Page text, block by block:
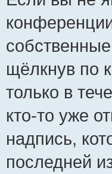
щёлкнув по
только в
кто-то уже
надпись,
последней